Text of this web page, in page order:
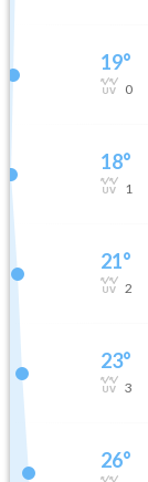
19°
0
18°
1
21°
2
23°
3
26°